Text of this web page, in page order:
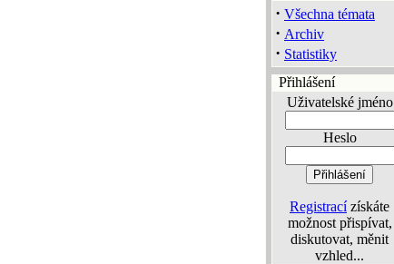
· Všechna témata
· Archiv
· Statistiky
Přihlášení
Uživatelské jméno
Heslo
Registracízískáte
možnost přispívat,
diskutovat, měnit
vzhled...